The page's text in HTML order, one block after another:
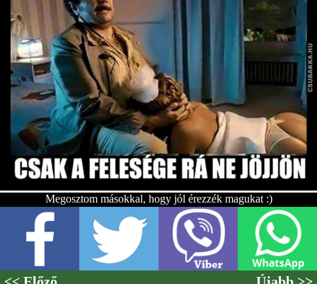
Megosztom másokkal, hogy jól érezzék magukat :)
<< Előző Újabb >>